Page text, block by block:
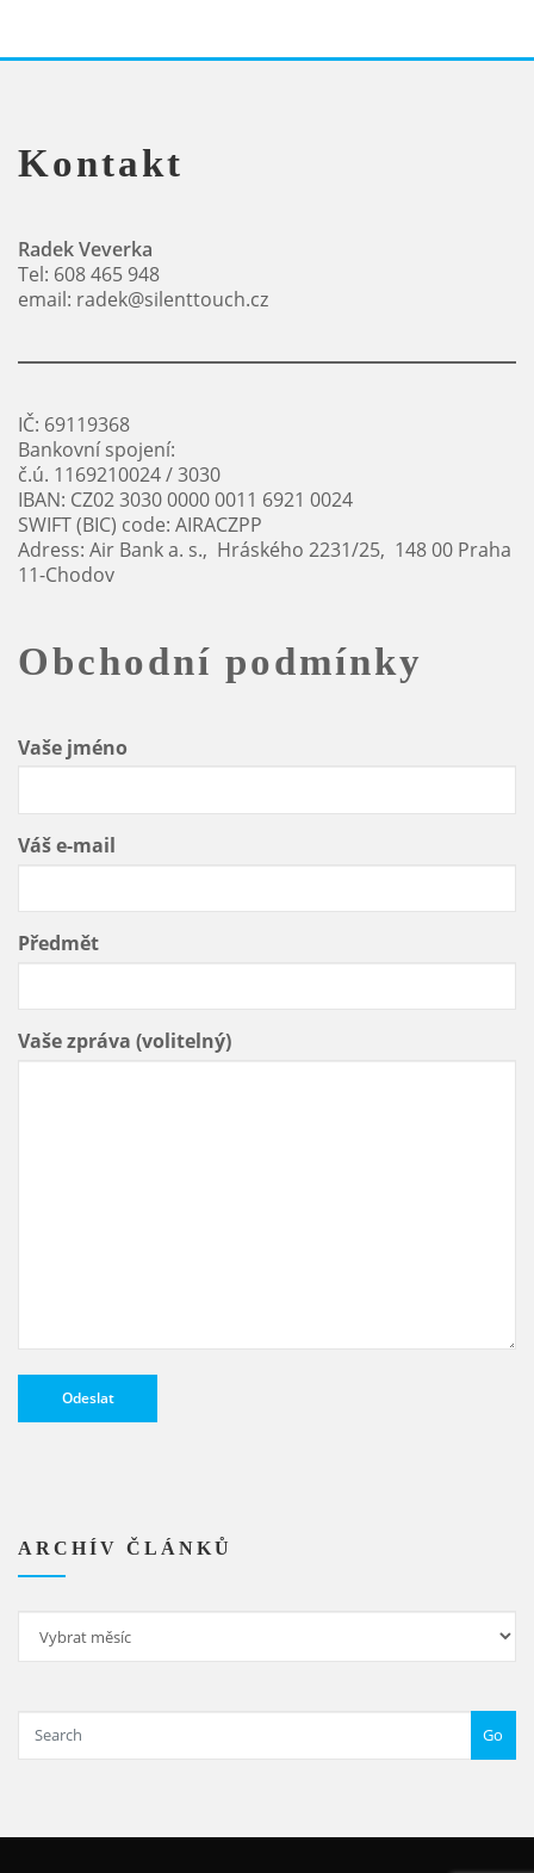
Kontakt
Radek Veverka
Tel: 608 465 948
email: radek@silenttouch.cz
IČ: 69119368
Bankovní spojení:
č.ú. 1169210024 / 3030
IBAN: CZ02 3030 0000 0011 6921 0024
SWIFT (BIC) code: AIRACZPP
Adress: Air Bank a. s., Hráského 2231/25, 148 00 Praha
11-Chodov
Obchodní podmínky
Vaše jméno
Váš e-mail
Předmět
Vaše zpráva (volitelný)
ARCHÍV ČLÁNKŮ
článků
Go